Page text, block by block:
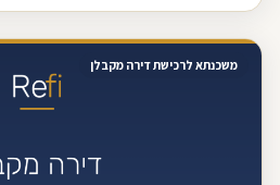
משכנתא לרכישת דירה מקבלן